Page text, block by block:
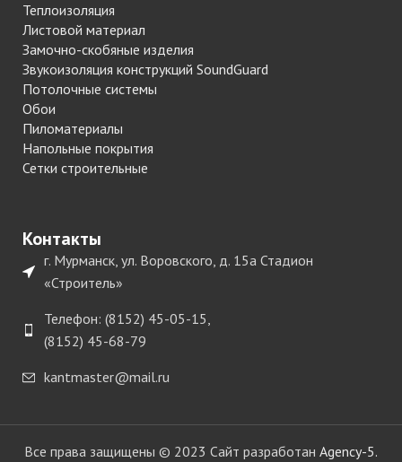
Теплоизоляция
Листовой материал
Замочно-скобяные изделия
Звукоизоляция конструкций SoundGuard
Потолочные системы
Обои
Пиломатериалы
Напольные покрытия
Сетки строительные
Контакты
г. Мурманск, ул. Воровского, д. 15а Стадион
«Строитель»
Телефон: (8152) 45-05-15,
(8152) 45-68-79
kantmaster@mail.ru
Все права защищены © 2023 Сайт разработан Agency-5.